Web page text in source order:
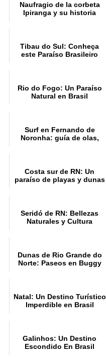
Naufragio de la corbeta
Ipiranga y su historia
Tibau do Sul: Conheça
este Paraíso Brasileiro
Rio do Fogo: Un Paraíso
Natural en Brasil
Surf en Fernando de
Noronha: guía de olas,
Costa sur de RN: Un
paraíso de playas y dunas
Seridó de RN: Bellezas
Naturales y Cultura
Dunas de Rio Grande do
Norte: Paseos en Buggy
Natal: Un Destino Turístico
Imperdible en Brasil
Galinhos: Un Destino
Escondido En Brasil